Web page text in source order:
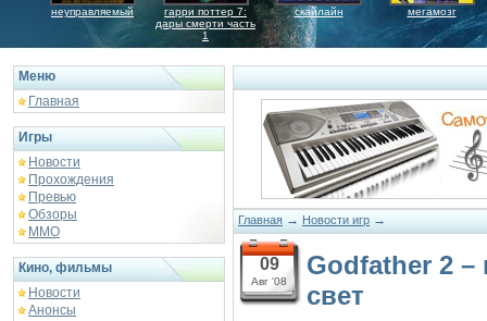
неуправляемый
гарри поттер 7:
дары смерти часть
1
скайлайн мегамозг
Меню
Главная
Игры
Новости
Прохождения
Превью
Обзоры
ММО
Кино, фильмы
Новости
Анонсы
Главная → Новости игр →
09
Авг '08
Godfather 2
свет